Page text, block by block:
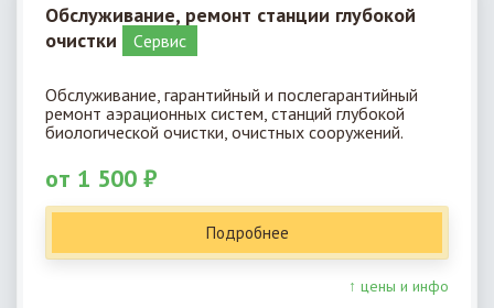
Обслуживание, ремонт станции глубокой
очистки
Cервис
Обслуживание, гарантийный и послегарантийный
ремонт аэрационных систем, станций глубокой
биологической очистки, очистных сооружений.
от 1 500 ₽
Подробнее
↑ цены и инфо